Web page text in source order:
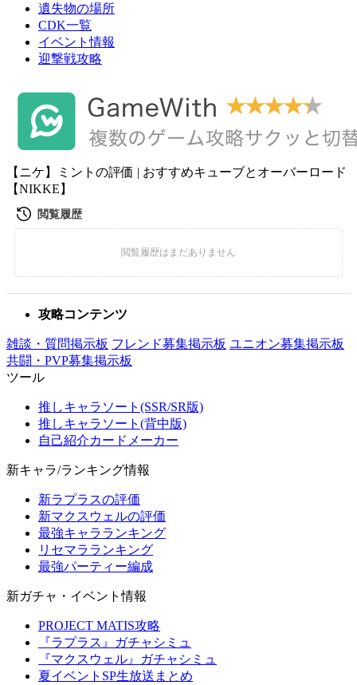
遺失物の場所
CDK一覧
イベント情報
迎撃戦攻略
【ニケ】ミントの評価 | おすすめキューブとオーバーロード
【NIKKE】
攻略コンテンツ
雑談・質問掲示板 フレンド募集掲示板 ユニオン募集掲示板
共闘・PVP募集掲示板
ツール
推しキャラソート(SSR/SR版)
推しキャラソート(背中版)
自己紹介カードメーカー
新キャラ/ランキング情報
新ラプラスの評価
新マクスウェルの評価
最強キャラランキング
リセマラランキング
最強パーティー編成
新ガチャ・イベント情報
PROJECT MATIS攻略
『ラプラス』ガチャシミュ
『マクスウェル』ガチャシミュ
夏イベントSP生放送まとめ